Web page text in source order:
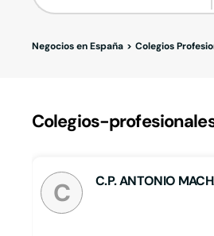
Negocios en España Colegios
Colegios-
C C.P. ANTONIO